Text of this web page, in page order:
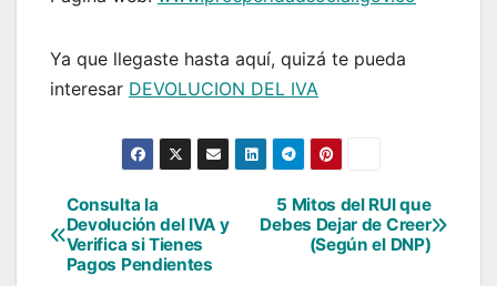
Ya que llegaste hasta aquí, quizá te pueda
interesar DEVOLUCION DEL IVA
Navegación
de
5 Mitos del RUI que
Debes Dejar de Creer
(Según el DNP)
Consulta la
Devolución del IVA y
Verifica si Tienes
Pagos Pendientes